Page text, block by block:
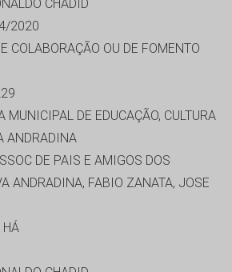
CHADID
2020
COLABORAÇÃO OU DE FOMENTO
MUNICIPAL DE EDUCAÇÃO, CULTURA
ANDRADINA
DE PAIS E AMIGOS DOS
ANDRADINA, FABIO ZANATA, JOSE
HÁ